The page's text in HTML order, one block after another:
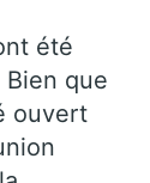
été
que
ouvert